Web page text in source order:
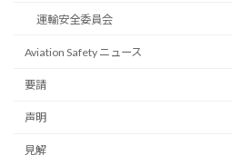
運輸安全委員会
Aviation Safety ニュース
要請
声明
見解